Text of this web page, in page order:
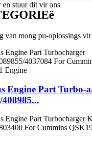
en stuur dit vir ons
van mong pu-oplossings vir
Engine Part Turbo-